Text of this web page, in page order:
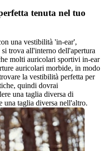
tenuta nel tuo
una vestibilità 'in-ear',
trova all'interno dell'apertura
molti auricolari sportivi in-ear
auricolari morbide, in modo
la vestibilità perfetta per
quindi dovrai
una taglia diversa di
una taglia diversa nell'altro.